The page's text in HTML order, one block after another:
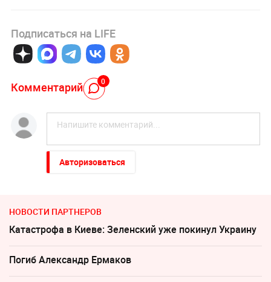
Подписаться на LIFE
Комментарий 0
Авторизоваться
НОВОСТИ ПАРТНЕРОВ
Катастрофа в Киеве: Зеленский уже покинул Украину
Погиб Александр Ермаков